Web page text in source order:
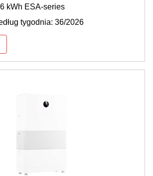
kWh ESA-series
tygodnia: 36/2026